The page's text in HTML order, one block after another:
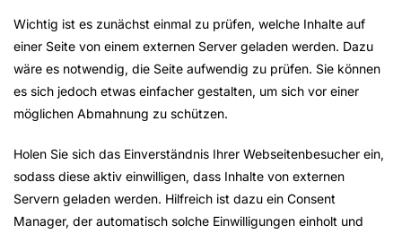
Wichtig ist es zunächst einmal zu prüfen, welche Inhalte auf
einer Seite von einem externen Server geladen werden. Dazu
wäre es notwendig, die Seite aufwendig zu prüfen. Sie können
es sich jedoch etwas einfacher gestalten, um sich vor einer
möglichen Abmahnung zu schützen.
Holen Sie sich das Einverständnis Ihrer Webseitenbesucher ein,
sodass diese aktiv einwilligen, dass Inhalte von externen
Servern geladen werden. Hilfreich ist dazu ein Consent
Manager, der automatisch solche Einwilligungen einholt und